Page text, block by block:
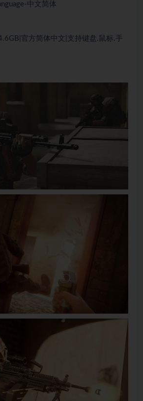
中文简体
官方简体中文|支持键盘.鼠标.手